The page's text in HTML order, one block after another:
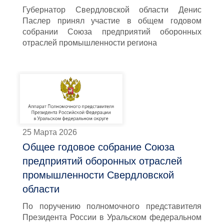
Губернатор Свердловской области Денис
Паслер принял участие в общем годовом
собрании Союза предприятий оборонных
отраслей промышленности региона
25 Марта 2026
Общее годовое собрание Союза
предприятий оборонных отраслей
промышленности Свердловской
области
По поручению полномочного представителя
Президента России в Уральском федеральном